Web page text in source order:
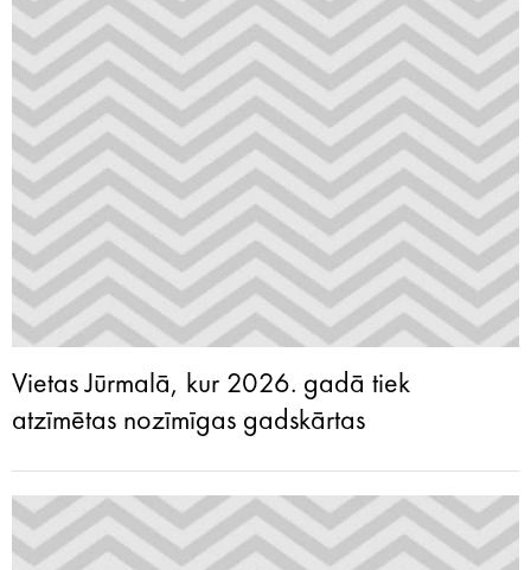
Vietas Jūrmalā, kur 2026. gadā tiek
atzīmētas nozīmīgas gadskārtas